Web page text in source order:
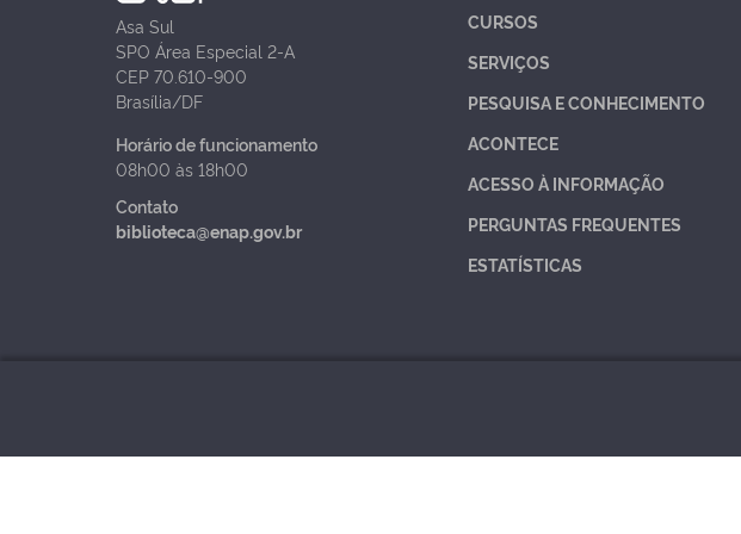
Asa Sul
SPO Área Especial 2-A
CEP 70.610-900
Brasília/DF
Horário de funcionamento
08h00 às 18h00
Contato
biblioteca@enap.gov.br
CURSOS
SERVIÇOS
PESQUISA E CONHECIMENTO
ACONTECE
ACESSO À INFORMAÇÃO
PERGUNTAS FREQUENTES
ESTATÍSTICAS